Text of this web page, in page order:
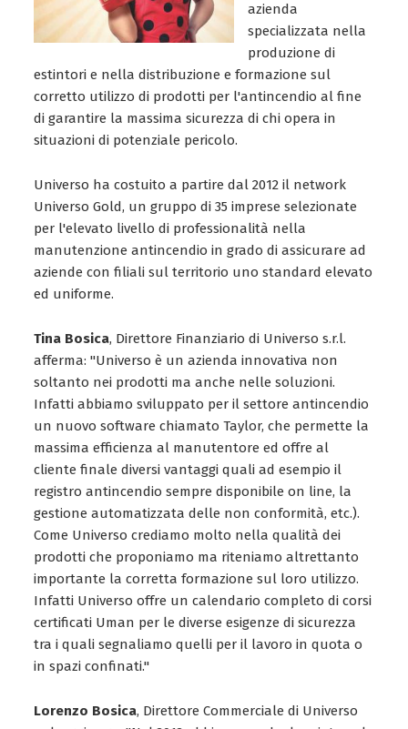
azienda
specializzata nella
produzione di
estintori e nella distribuzione e formazione sul
corretto utilizzo di prodotti per l'antincendio al fine
di garantire la massima sicurezza di chi opera in
situazioni di potenziale pericolo.
Universo ha costuito a partire dal 2012 il network
Universo Gold, un gruppo di 35 imprese selezionate
per l'elevato livello di professionalità nella
manutenzione antincendio in grado di assicurare ad
aziende con filiali sul territorio uno standard elevato
ed uniforme.
Tina Bosica, Direttore Finanziario di Universo s.r.l.
afferma: "Universo è un azienda innovativa non
soltanto nei prodotti ma anche nelle soluzioni.
Infatti abbiamo sviluppato per il settore antincendio
un nuovo software chiamato Taylor, che permette la
massima efficienza al manutentore ed offre al
cliente finale diversi vantaggi quali ad esempio il
registro antincendio sempre disponibile on line, la
gestione automatizzata delle non conformità, etc.).
Come Universo crediamo molto nella qualità dei
prodotti che proponiamo ma riteniamo altrettanto
importante la corretta formazione sul loro utilizzo.
Infatti Universo offre un calendario completo di corsi
certificati Uman per le diverse esigenze di sicurezza
tra i quali segnaliamo quelli per il lavoro in quota o
in spazi confinati."
Lorenzo Bosica, Direttore Commerciale di Universo